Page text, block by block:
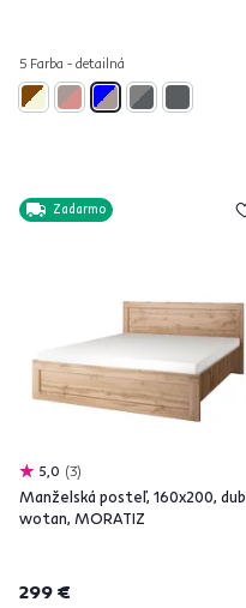
5 Farba - detailná
Zadarmo
5,0 3
Manželská posteľ, 160x200, dub
wotan, MORATIZ
299 €